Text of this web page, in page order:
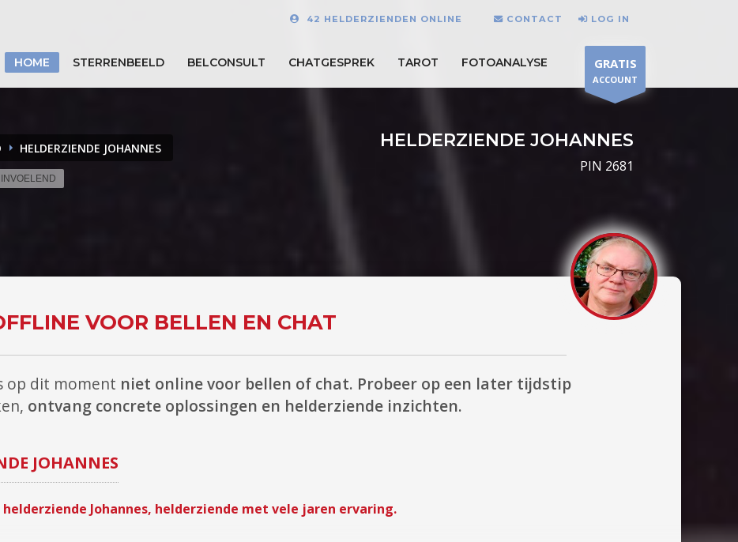
42 HELDERZIENDEN ONLINE CONTACT LOG IN
HOME STERRENBEELD BELCONSULT CHATGESPREK TAROT FOTOANALYSE GRATIS
ACCOUNT
HELDERZIENDE JOHANNES HELDERZIENDE JOHANNES
PIN 2681
VOOR BELLEN EN CHAT
op dit moment niet online voor bellen of chat. Probeer op een later tijdstip
ontvang concrete oplossingen en helderziende inzichten.
JOHANNES
Johannes, helderziende met vele jaren ervaring.